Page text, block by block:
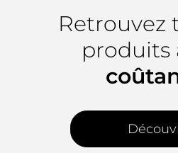
Retrouvez
produits